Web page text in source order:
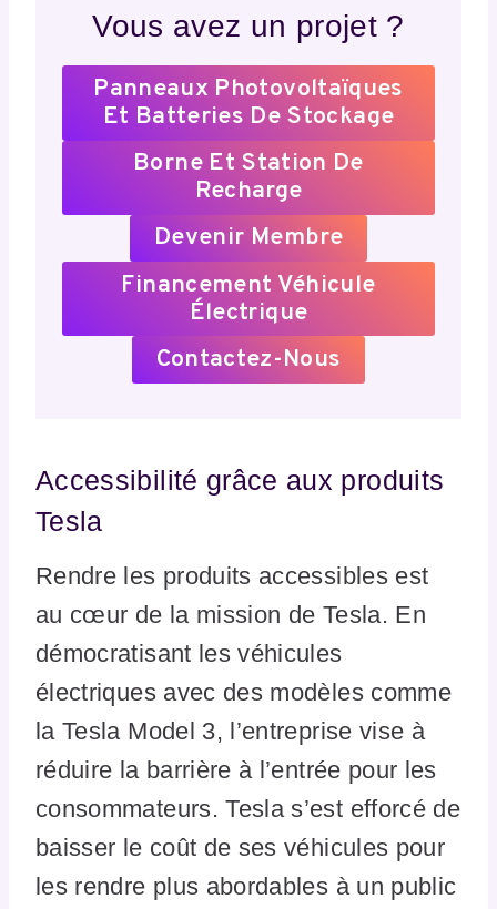
Vous avez un projet ?
Panneaux Photovoltaïques
Et Batteries De Stockage
Borne Et Station De
Recharge
Devenir Membre
Financement Véhicule
Électrique
Contactez-Nous
Accessibilité grâce aux produits
Tesla
Rendre les produits accessibles est
au cœur de la mission de Tesla. En
démocratisant les véhicules
électriques avec des modèles comme
la Tesla Model 3, l’entreprise vise à
réduire la barrière à l’entrée pour les
consommateurs. Tesla s’est efforcé de
baisser le coût de ses véhicules pour
les rendre plus abordables à un public